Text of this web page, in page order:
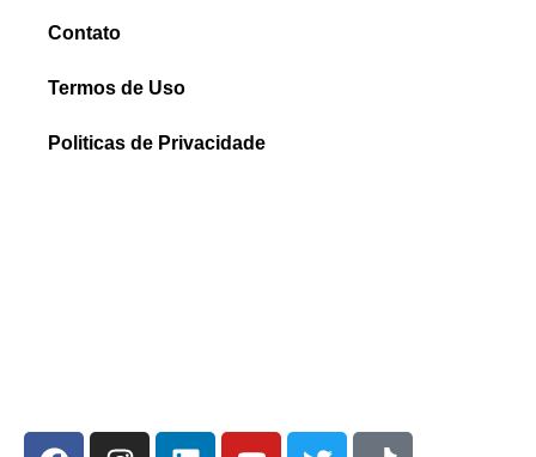
Contato
Termos de Uso
Politicas de Privacidade